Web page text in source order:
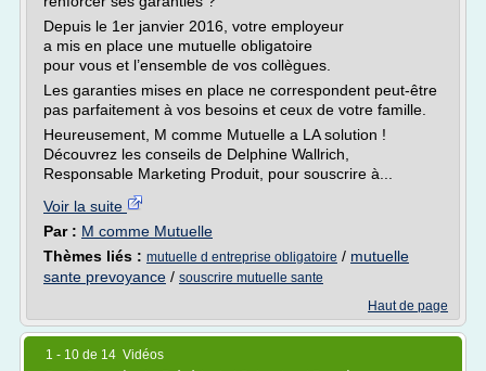
Depuis le 1er janvier 2016, votre employeur
a mis en place une mutuelle obligatoire
pour vous et l’ensemble de vos collègues.
Les garanties mises en place ne correspondent peut-être
pas parfaitement à vos besoins et ceux de votre famille.
Heureusement, M comme Mutuelle a LA solution !
Découvrez les conseils de Delphine Wallrich,
Responsable Marketing Produit, pour souscrire à...
Voir la suite
Par : M comme Mutuelle
Thèmes liés : mutuelle d entreprise obligatoire / mutuelle
sante prevoyance / souscrire mutuelle sante
Haut de page
1 - 10 de 14 Vidéos